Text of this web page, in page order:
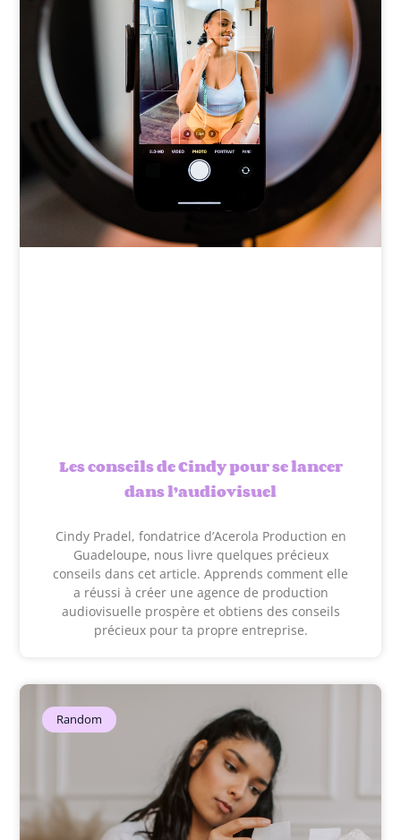
Les conseils de Cindy pour se lancer
dans l’audiovisuel
Cindy Pradel, fondatrice d’Acerola Production en
Guadeloupe, nous livre quelques précieux
conseils dans cet article. Apprends comment elle
a réussi à créer une agence de production
audiovisuelle prospère et obtiens des conseils
précieux pour ta propre entreprise.
Random